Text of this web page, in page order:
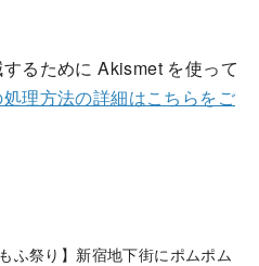
るために Akismet を使って
理方法の詳細はこちらをご
もふ祭り】新宿地下街にポムポム